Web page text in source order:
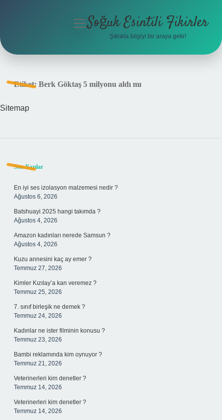
menüyü
Soğuk Esintili Fikirler
Şıklıkla bilgiyi bir araya getir!
Etiket: Berk Göktaş 5 milyonu aldı mı
Sitemap
Sidebar
Son Yazılar
En iyi ses izolasyon malzemesi nedir ?
Ağustos 6, 2026
Batshuayi 2025 hangi takımda ?
Ağustos 4, 2026
Amazon kadınları nerede Samsun ?
Ağustos 4, 2026
Kuzu annesini kaç ay emer ?
Temmuz 27, 2026
Kimler Kızılay’a kan veremez ?
Temmuz 25, 2026
7. sınıf birleşik ne demek ?
Temmuz 24, 2026
Kadınlar ne ister filminin konusu ?
Temmuz 23, 2026
Bambi reklamında kim oynuyor ?
Temmuz 21, 2026
Veterinerleri kim denetler ?
Temmuz 14, 2026
Veterinerleri kim denetler ?
Temmuz 14, 2026